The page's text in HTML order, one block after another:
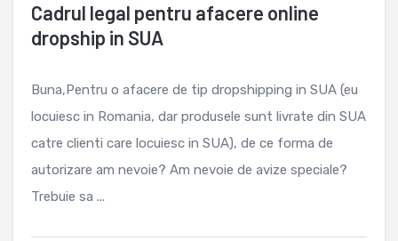
Cadrul legal pentru afacere online
dropship in SUA
Buna,Pentru o afacere de tip dropshipping in SUA (eu
locuiesc in Romania, dar produsele sunt livrate din SUA
catre clienti care locuiesc in SUA), de ce forma de
autorizare am nevoie? Am nevoie de avize speciale?
Trebuie sa ...